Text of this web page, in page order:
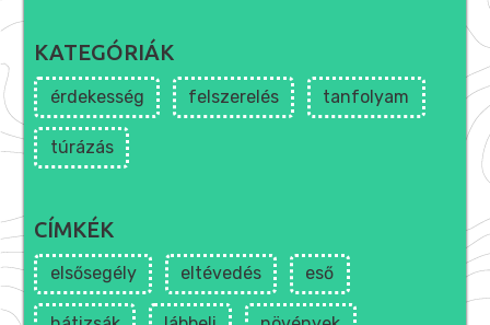
KATEGÓRIÁK
érdekesség felszerelés tanfolyam
túrázás
CÍMKÉK
elsősegély eltévedés eső